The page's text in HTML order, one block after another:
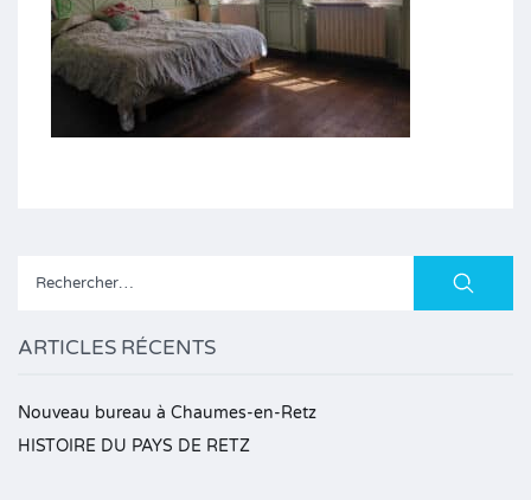
Rechercher :
ARTICLES RÉCENTS
Nouveau bureau à Chaumes-en-Retz
HISTOIRE DU PAYS DE RETZ